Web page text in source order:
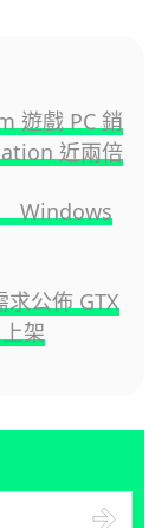
遊戲 PC 銷
近兩倍
Windows
公佈 GTX
架